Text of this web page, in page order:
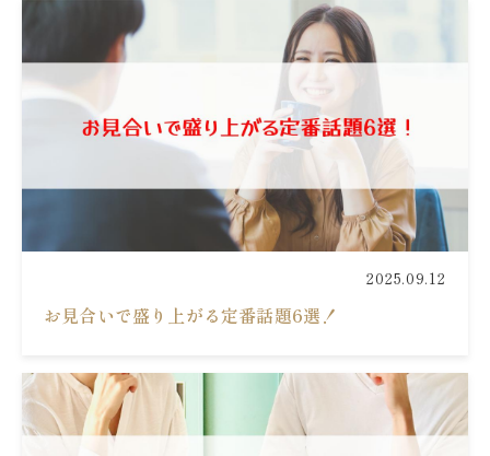
2025.09.12
お見合いで盛り上がる定番話題6選！